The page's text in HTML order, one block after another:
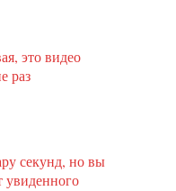
это видео
раз
секунд, но вы
увиденного